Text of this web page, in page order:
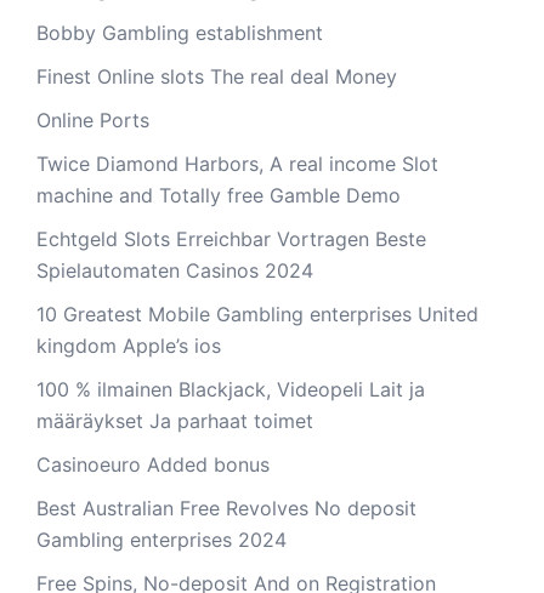
Bobby Gambling establishment
Finest Online slots The real deal Money
Online Ports
Twice Diamond Harbors, A real income Slot
machine and Totally free Gamble Demo
Echtgeld Slots Erreichbar Vortragen Beste
Spielautomaten Casinos 2024
10 Greatest Mobile Gambling enterprises United
kingdom Apple’s ios
100 % ilmainen Blackjack, Videopeli Lait ja
määräykset Ja parhaat toimet
Casinoeuro Added bonus
Best Australian Free Revolves No deposit
Gambling enterprises 2024
Free Spins, No-deposit And on Registration